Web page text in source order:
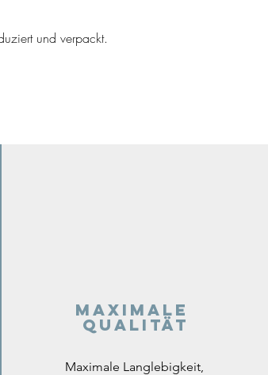
und verpackt.
Maximale
Qualität
Maximale Langlebigkeit,